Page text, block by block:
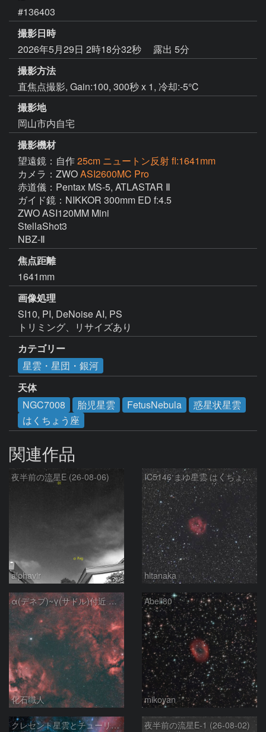
#136403
撮影日時
2026年5月29日 2時18分32秒
露出 5分
撮影方法
直焦点撮影, Gain:100, 300秒 x 1, 冷却:-5℃
撮影地
岡山市内自宅
撮影機材
望遠鏡：自作25cm ニュートン反射 fl:1641mm
カメラ：ZWOASI2600MC Pro
赤道儀：Pentax MS-5, ATLASTAR Ⅱ
ガイド鏡：NIKKOR 300mm ED f:4.5
ZWO ASI120MM Mini
StellaShot3
NBZ-Ⅱ
焦点距離
1641mm
画像処理
SI10, PI, DeNoise AI, PS
トリミング、リサイズあり
カテゴリー
星雲・星団・銀河
天体
NGC7008
胎児星雲 FetusNebula
惑星状星雲
はくちょう座
関連作品
夜半前の流星E (26-08-06)
alphavir
IC5146 まゆ星雲 はくちょう座
hltanaka
α(デネブ)~γ(サドル)付近 NGC7000 北アメリカ星雲 IC5067~5070 ペリカン星雲 Sh2-112 はくちょう座
化石職人
Abell80
mikoyan
クレセント星雲とチューリップ星雲の真ん中あたりにある星雲 NGC6883 ??? 夜半前の流星E-1 (26-08-02)